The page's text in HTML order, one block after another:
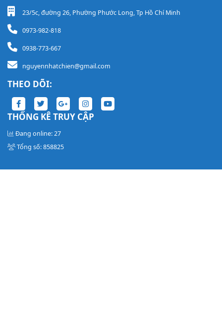
23/5c, đường 26, Phường Phước Long, Tp Hồ Chí Minh
0973-982-818
0938-773-667
nguyennhatchien@gmail.com
THEO DÕI:
THỐNG KÊ TRUY CẬP
Đang online: 27
Tổng số: 858825